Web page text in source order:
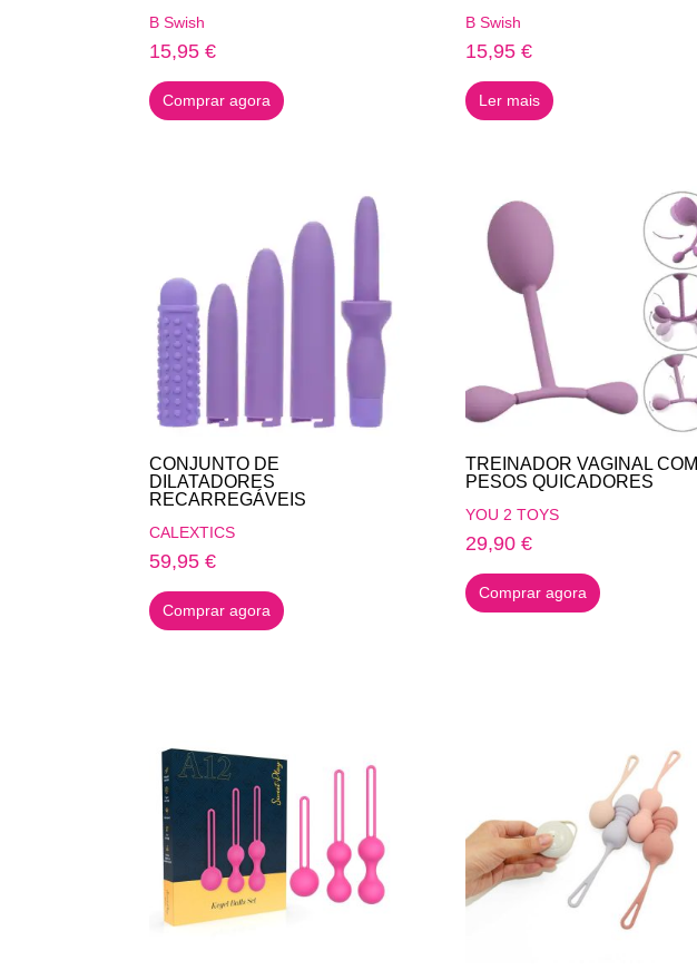
B Swish
15,95€
Comprar agora
B Swish
15,95 €
Ler mais
CONJUNTO DE
DILATADORES
RECARREGÁVEIS
CALEXTICS
59,95€
Comprar agora
TREINADOR VAGINAL COM
PESOS QUICADORES
YOU 2 TOYS
29,90 €
Comprar agora